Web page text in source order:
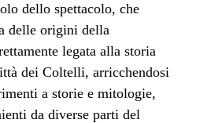
dello spettacolo, che
delle origini della
legata alla storia
dei Coltelli, arricchendosi
a storie e mitologie,
da diverse parti del